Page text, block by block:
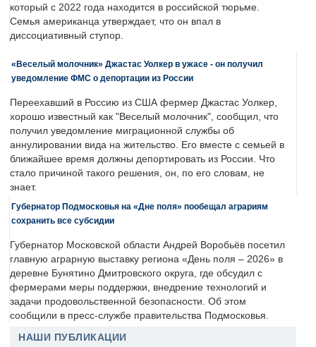
который с 2022 года находится в российской тюрьме.
Семья американца утверждает, что он впал в
диссоциативный ступор.
«Веселый молочник» Джастас Уолкер в ужасе - он получил
уведомление ФМС о депортации из России
Переехавший в Россию из США фермер Джастас Уолкер,
хорошо известный как "Веселый молочник", сообщил, что
получил уведомление миграционной службы об
аннулировании вида на жительство. Его вместе с семьей в
ближайшее время должны депортировать из России. Что
стало причиной такого решения, он, по его словам, не
знает.
Губернатор Подмосковья на «Дне поля» пообещал аграриям
сохранить все субсидии
Губернатор Московской области Андрей Воробьёв посетил
главную аграрную выставку региона «День поля – 2026» в
деревне Бунятино Дмитровского округа, где обсудил с
фермерами меры поддержки, внедрение технологий и
задачи продовольственной безопасности. Об этом
сообщили в пресс-службе правительства Подмосковья.
НАШИ ПУБЛИКАЦИИ